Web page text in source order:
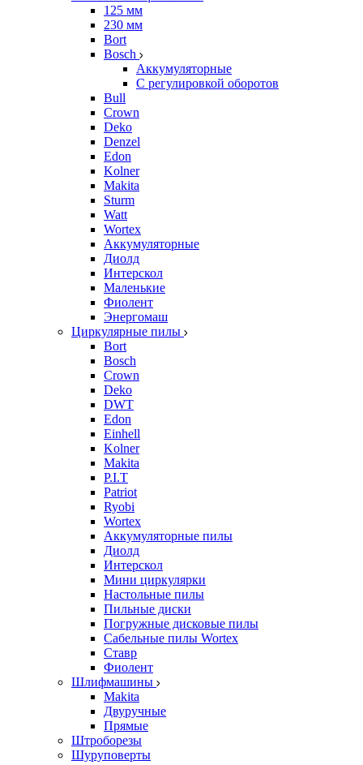
125 мм
230 мм
Bort
Bosch
Аккумуляторные
С регулировкой оборотов
Bull
Crown
Deko
Denzel
Edon
Kolner
Makita
Sturm
Watt
Wortex
Аккумуляторные
Диолд
Интерскол
Маленькие
Фиолент
Энергомаш
Циркулярные пилы
Bort
Bosch
Crown
Deko
DWT
Edon
Einhell
Kolner
Makita
P.I.T
Patriot
Ryobi
Wortex
Аккумуляторные пилы
Диолд
Интерскол
Мини циркулярки
Настольные пилы
Пильные диски
Погружные дисковые пилы
Сабельные пилы Wortex
Ставр
Фиолент
Шлифмашины
Makita
Двуручные
Прямые
Штроборезы
Шуруповерты